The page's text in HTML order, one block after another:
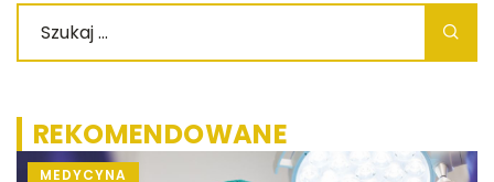
REKOMENDOWANE
MEDYCYNA